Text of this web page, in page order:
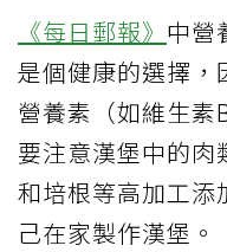
《每日郵報》 中營
是個健康的選擇，
營養素（如維生
要注意漢堡中的肉
和培根等高加工添
己在家製作漢堡。